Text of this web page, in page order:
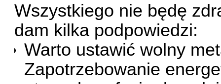
Wszystkiego nie będę
dam kilka podpowiedzi:
Warto ustawić wolny
Zapotrzebowanie